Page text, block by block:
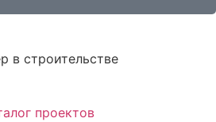
в строительстве
проектов